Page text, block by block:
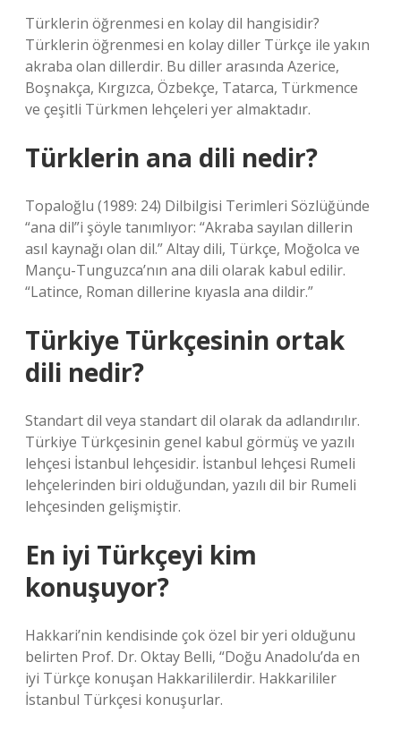
Türklerin öğrenmesi en kolay dil hangisidir?
Türklerin öğrenmesi en kolay diller Türkçe ile yakın
akraba olan dillerdir. Bu diller arasında Azerice,
Boşnakça, Kırgızca, Özbekçe, Tatarca, Türkmence
ve çeşitli Türkmen lehçeleri yer almaktadır.
Türklerin ana dili nedir?
Topaloğlu (1989: 24) Dilbilgisi Terimleri Sözlüğünde
“ana dil”i şöyle tanımlıyor: “Akraba sayılan dillerin
asıl kaynağı olan dil.” Altay dili, Türkçe, Moğolca ve
Mançu-Tunguzca’nın ana dili olarak kabul edilir.
“Latince, Roman dillerine kıyasla ana dildir.”
Türkiye Türkçesinin ortak
dili nedir?
Standart dil veya standart dil olarak da adlandırılır.
Türkiye Türkçesinin genel kabul görmüş ve yazılı
lehçesi İstanbul lehçesidir. İstanbul lehçesi Rumeli
lehçelerinden biri olduğundan, yazılı dil bir Rumeli
lehçesinden gelişmiştir.
En iyi Türkçeyi kim
konuşuyor?
Hakkari’nin kendisinde çok özel bir yeri olduğunu
belirten Prof. Dr. Oktay Belli, “Doğu Anadolu’da en
iyi Türkçe konuşan Hakkarililerdir. Hakkarililer
İstanbul Türkçesi konuşurlar.